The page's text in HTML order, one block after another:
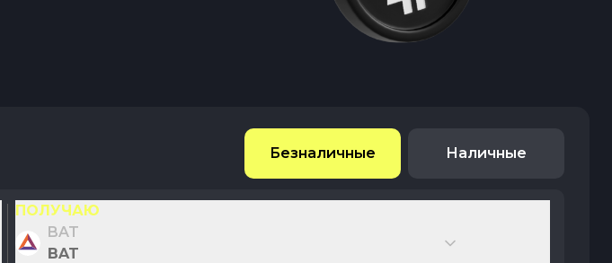
Безналичные Наличные
ПОЛУЧАЮ
BAT
BAT